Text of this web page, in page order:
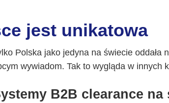
jest unikatowa
Polska jako jedyna na świecie
wywiadom. Tak to wygląda w innych
B2B clearance